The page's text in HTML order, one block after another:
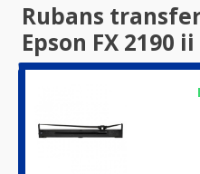
Rubans
Epson FX 2190